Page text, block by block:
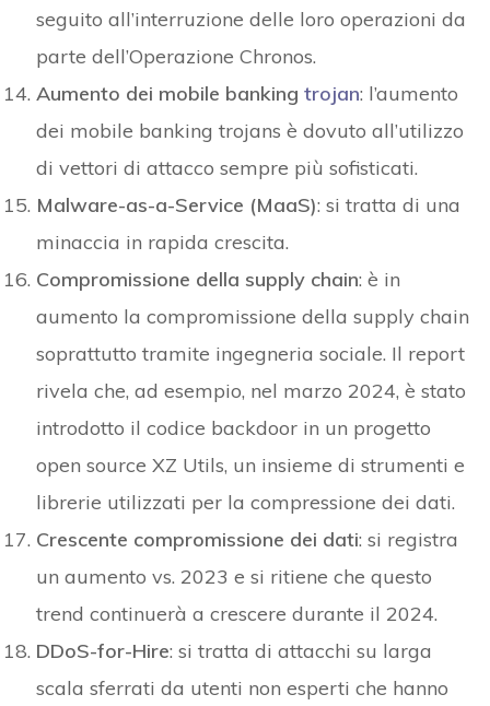
seguito all’interruzione delle loro operazioni da
parte dell’Operazione Chronos.
Aumento dei mobile bankingtrojan: l’aumento
dei mobile banking trojans è dovuto all’utilizzo
di vettori di attacco sempre più sofisticati.
Malware-as-a-Service (MaaS): si tratta di una
minaccia in rapida crescita.
Compromissione della supply chain: è in
aumento la compromissione della supply chain
soprattutto tramite ingegneria sociale. Il report
rivela che, ad esempio, nel marzo 2024, è stato
introdotto il codice backdoor in un progetto
open source XZ Utils, un insieme di strumenti e
librerie utilizzati per la compressione dei dati.
Crescente compromissione dei dati: si registra
un aumento vs. 2023 e si ritiene che questo
trend continuerà a crescere durante il 2024.
DDoS-for-Hire: si tratta di attacchi su larga
scala sferrati da utenti non esperti che hanno